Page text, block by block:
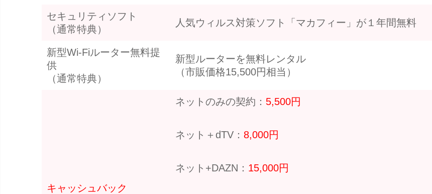
セキュリティソフト
（通常特典）
人気ウィルス対策ソフト「マカフィー」が１年間無料
新型Wi-Fiルーター無料提
供
（通常特典）
新型ルーターを無料レンタル
（市販価格15,500円相当）
キャッシュバック
ネットのみの契約： 5,500円
ネット＋dTV： 8,000円
ネット+DAZN： 15,000円